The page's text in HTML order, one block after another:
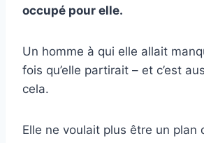
occupé pour elle.
Un homme à qui elle allait
fois qu’elle partirait – et c’est
cela.
Elle ne voulait plus être un plan